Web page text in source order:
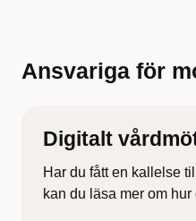
Ansvariga för
Digitalt
Har du fått en kallelse
kan du läsa mer om